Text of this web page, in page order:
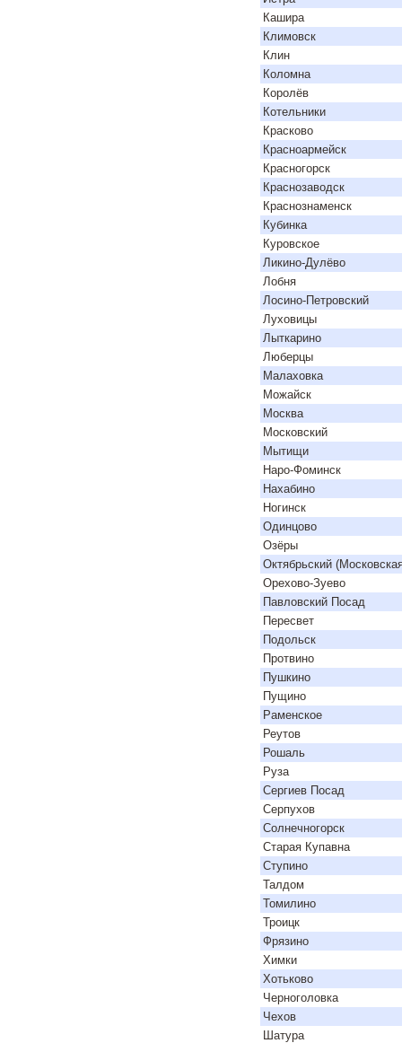
Кашира
Климовск
Клин
Коломна
Королёв
Котельники
Красково
Красноармейск
Красногорск
Краснозаводск
Краснознаменск
Кубинка
Куровское
Ликино-Дулёво
Лобня
Лосино-Петровский
Луховицы
Лыткарино
Люберцы
Малаховка
Можайск
Москва
Московский
Мытищи
Наро-Фоминск
Нахабино
Ногинск
Одинцово
Озёры
Октябрьский
Орехово-Зуево
Павловский Посад
Пересвет
Подольск
Протвино
Пушкино
Пущино
Раменское
Реутов
Рошаль
Руза
Сергиев Посад
Серпухов
Солнечногорск
Старая Купавна
Ступино
Талдом
Томилино
Троицк
Фрязино
Химки
Хотьково
Черноголовка
Чехов
Шатура